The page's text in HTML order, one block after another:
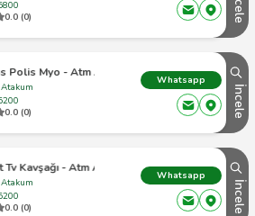
0.0 (0)
Myo - Atm Atm
0.0 (0)
Whatsapp
İncele
- Atm Atm
0.0 (0)
Whatsapp
İncele